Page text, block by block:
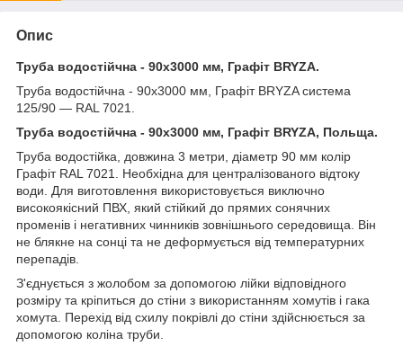
Опис
Труба водостійчна - 90х3000 мм, Графіт BRYZA.
Труба водостійчна - 90х3000 мм, Графіт BRYZA система
125/90 — RAL 7021.
Труба водостійчна - 90х3000 мм, Графіт BRYZA, Польща.
Труба водостійка, довжина 3 метри, діаметр 90 мм колір
Графіт RAL 7021. Необхідна для централізованого відтоку
води. Для виготовлення використовується виключно
високоякісний ПВХ, який стійкий до прямих сонячних
променів і негативних чинників зовнішнього середовища. Він
не блякне на сонці та не деформується від температурних
перепадів.
З'єднується з жолобом за допомогою лійки відповідного
розміру та кріпиться до стіни з використанням хомутів і гака
хомута. Перехід від схилу покрівлі до стіни здійснюється за
допомогою коліна труби.